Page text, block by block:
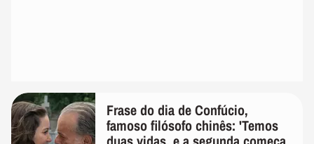
Frase do dia de Confúcio,
famoso filósofo chinês: 'Temos